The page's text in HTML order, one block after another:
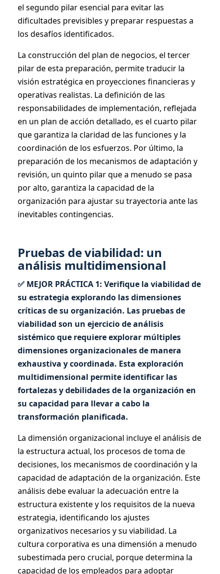
el segundo pilar esencial para evitar las
dificultades previsibles y preparar respuestas a
los desafíos identificados.
La construcción del plan de negocios, el tercer
pilar de esta preparación, permite traducir la
visión estratégica en proyecciones financieras y
operativas realistas. La definición de las
responsabilidades de implementación, reflejada
en un plan de acción detallado, es el cuarto pilar
que garantiza la claridad de las funciones y la
coordinación de los esfuerzos. Por último, la
preparación de los mecanismos de adaptación y
revisión, un quinto pilar que a menudo se pasa
por alto, garantiza la capacidad de la
organización para ajustar su trayectoria ante las
inevitables contingencias.
Pruebas de viabilidad: un
análisis multidimensional
✅ MEJOR PRÁCTICA 1: Verifique la viabilidad de
su estrategia explorando las dimensiones
críticas de su organización. Las pruebas de
viabilidad son un ejercicio de análisis
sistémico que requiere explorar múltiples
dimensiones organizacionales de manera
exhaustiva y coordinada. Esta exploración
multidimensional permite identificar las
fortalezas y debilidades de la organización en
su capacidad para llevar a cabo la
transformación planificada.
La dimensión organizacional incluye el análisis de
la estructura actual, los procesos de toma de
decisiones, los mecanismos de coordinación y la
capacidad de adaptación de la organización. Este
análisis debe evaluar la adecuación entre la
estructura existente y los requisitos de la nueva
estrategia, identificando los ajustes
organizativos necesarios y su viabilidad. La
cultura corporativa es una dimensión a menudo
subestimada pero crucial, porque determina la
capacidad de los empleados para adoptar